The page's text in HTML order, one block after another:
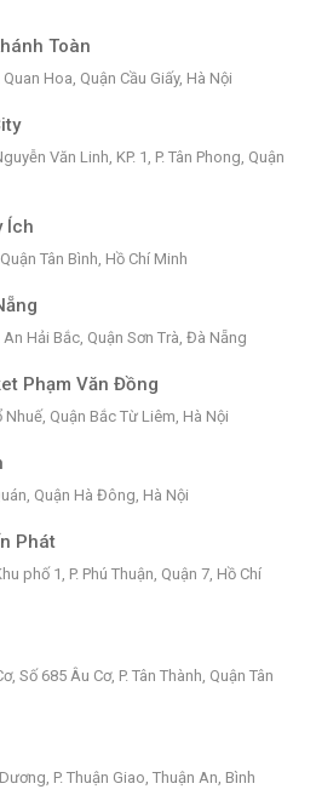
Toàn
Hoa, Quận Cầu Giấy, Hà Nội
Văn Linh, KP. 1, P. Tân Phong, Quận
Ích
Tân Bình, Hồ Chí Minh
Hải Bắc, Quận Sơn Trà, Đà Nẵng
Phạm Văn Đồng
Nhuế, Quận Bắc Từ Liêm, Hà Nội
Quận Hà Đông, Hà Nội
Phát
phố 1, P. Phú Thuận, Quận 7, Hồ Chí
Số 685 Âu Cơ, P. Tân Thành, Quận Tân
P. Thuận Giao, Thuận An, Bình